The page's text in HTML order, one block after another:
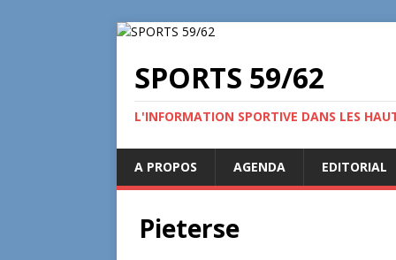
SPORTS 59/62
L'INFORMATION SPORTIVE DANS LES
A PROPOS AGENDA EDITORIAL
Pieterse